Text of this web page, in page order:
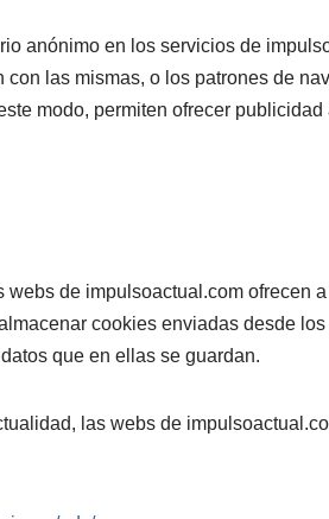
anónimo en los servicios de
las mismas, o los patrones de
modo, permiten ofrecer publicidad
de impulsoactual.com ofrecen
cookies enviadas desde
que en ellas se guardan.
las webs de